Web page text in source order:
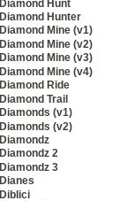
Diamond Hunt
Diamond Hunter
Diamond Mine (v1)
Diamond Mine (v2)
Diamond Mine (v3)
Diamond Mine (v4)
Diamond Ride
Diamond Trail
Diamonds (v1)
Diamonds (v2)
Diamondz
Diamondz 2
Diamondz 3
Dianes
Diblici